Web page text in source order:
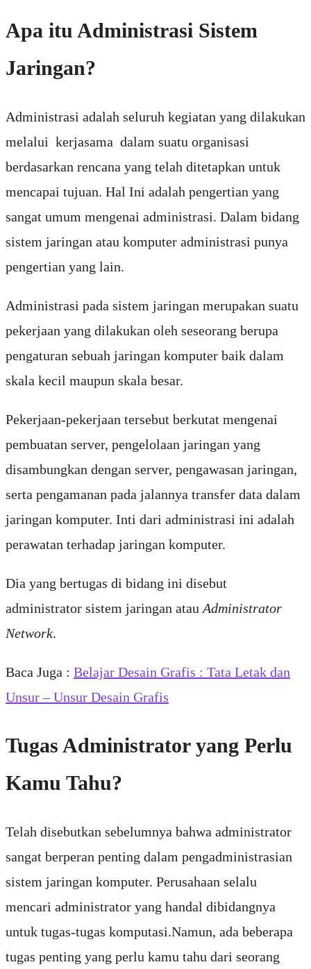
Apa itu Administrasi Sistem
Jaringan?
Administrasi adalah seluruh kegiatan yang dilakukan
melalui kerjasama dalam suatu organisasi
berdasarkan rencana yang telah ditetapkan untuk
mencapai tujuan. Hal Ini adalah pengertian yang
sangat umum mengenai administrasi. Dalam bidang
sistem jaringan atau komputer administrasi punya
pengertian yang lain.
Administrasi pada sistem jaringan merupakan suatu
pekerjaan yang dilakukan oleh seseorang berupa
pengaturan sebuah jaringan komputer baik dalam
skala kecil maupun skala besar.
Pekerjaan-pekerjaan tersebut berkutat mengenai
pembuatan server, pengelolaan jaringan yang
disambungkan dengan server, pengawasan jaringan,
serta pengamanan pada jalannya transfer data dalam
jaringan komputer. Inti dari administrasi ini adalah
perawatan terhadap jaringan komputer.
Dia yang bertugas di bidang ini disebut
administrator sistem jaringan atau Administrator
Network.
Baca Juga : Belajar Desain Grafis : Tata Letak dan
Unsur – Unsur Desain Grafis
Tugas Administrator yang Perlu
Kamu Tahu?
Telah disebutkan sebelumnya bahwa administrator
sangat berperan penting dalam pengadministrasian
sistem jaringan komputer. Perusahaan selalu
mencari administrator yang handal dibidangnya
untuk tugas-tugas komputasi.Namun, ada beberapa
tugas penting yang perlu kamu tahu dari seorang